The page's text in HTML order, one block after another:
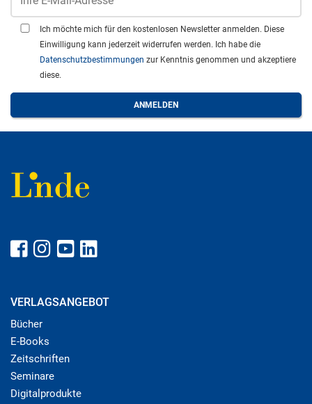
Ich möchte mich für den kostenlosen Newsletter anmelden. Diese
Einwilligung kann jederzeit widerrufen werden. Ich habe die
Datenschutzbestimmungen zur Kenntnis genommen und akzeptiere
diese.
VERLAGSANGEBOT
Bücher
E-Books
Zeitschriften
Seminare
Digitalprodukte